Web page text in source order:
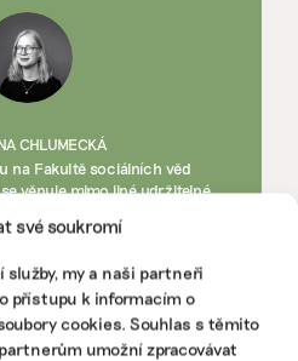
své soukromí
my a naši partneři
přístupu k informacím o
cookies. Souhlas s těmito
umožní zpracovávat
CHLUMECKÁ
na Fakultě sociálních věd
věnuje mimo jiné udržitelné